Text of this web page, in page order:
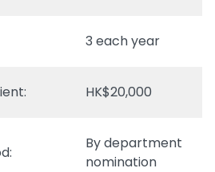
3 each year
HK$20,000
By department
nomination